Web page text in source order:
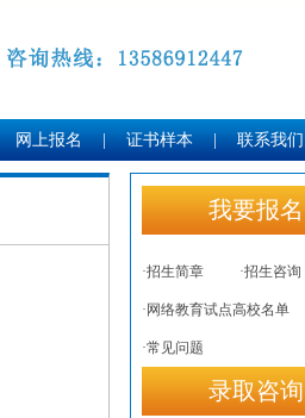
网上报名 证书样本 联系我们
我要报名
·招生简章 ·招生咨询
·网络教育试点高校名单
·常见问题
录取咨询